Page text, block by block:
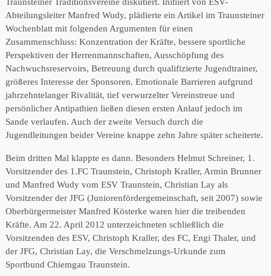
Traunsteiner Traditionsvereine diskutiert. Initiiert von ESV-
Abteilungsleiter Manfred Wudy, plädierte ein Artikel im Traunsteiner
Wochenblatt mit folgenden Argumenten für einen
Zusammenschluss: Konzentration der Kräfte, bessere sportliche
Perspektiven der Herrenmannschaften, Ausschöpfung des
Nachwuchsreservoirs, Betreuung durch qualifizierte Jugendtrainer,
größeres Interesse der Sponsoren. Emotionale Barrieren aufgrund
jahrzehntelanger Rivalität, tief verwurzelter Vereinstreue und
persönlicher Antipathien ließen diesen ersten Anlauf jedoch im
Sande verlaufen. Auch der zweite Versuch durch die
Jugendleitungen beider Vereine knappe zehn Jahre später scheiterte.
Beim dritten Mal klappte es dann. Besonders Helmut Schreiner, 1.
Vorsitzender des 1.FC Traunstein, Christoph Kraller, Armin Brunner
und Manfred Wudy vom ESV Traunstein, Christian Lay als
Vorsitzender der JFG (Juniorenfördergemeinschaft, seit 2007) sowie
Oberbürgermeister Manfred Kösterke waren hier die treibenden
Kräfte. Am 22. April 2012 unterzeichneten schließlich die
Vorsitzenden des ESV, Christoph Kraller, des FC, Engi Thaler, und
der JFG, Christian Lay, die Verschmelzungs-Urkunde zum
Sportbund Chiemgau Traunstein.